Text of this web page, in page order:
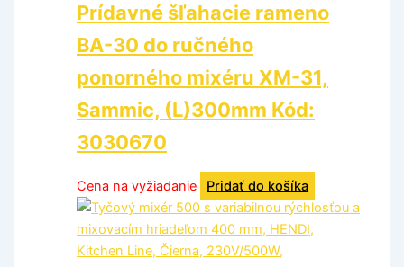
Prídavné šľahacie rameno
BA-30 do ručného
ponorného mixéru XM-31,
Sammic, (L)300mm Kód:
3030670
Cena na vyžiadanie Pridať do košíka